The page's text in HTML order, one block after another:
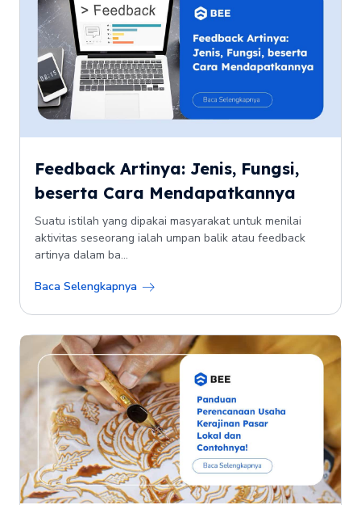
Feedback Artinya: Jenis, Fungsi,
beserta Cara Mendapatkannya
Suatu istilah yang dipakai masyarakat untuk menilai
aktivitas seseorang ialah umpan balik atau feedback
artinya dalam ba...
Baca Selengkapnya